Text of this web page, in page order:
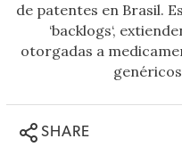
de patentes en Brasil.
‘backlogs‘,
otorgadas a
SHARE